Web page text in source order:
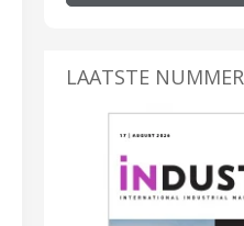
LAATSTE NUMMER